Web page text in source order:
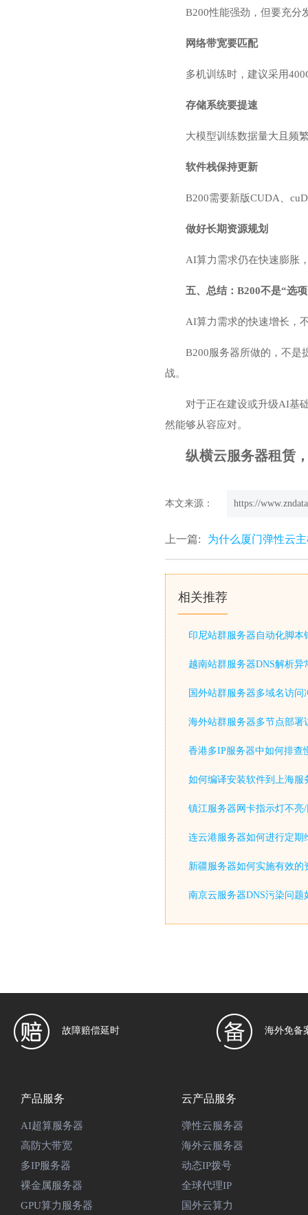
B200性能强劲，但要充分
网络带宽要匹配
多机训练时，建议采用
存储系统要提速
大模型训练数据量大且频
软件栈保持更新
B200需要新版CUDA、
做好长期资源规划
AI算力需求仍在快速膨胀
五、总结：B200不是“选
AI算力需求的快速增长，
B200服务器所做的，不是
战。
对于正在建设或升级AI基
然能够从容应对。
纵横云服务器租赁
本文来源： https://
上一篇: 为什么厦门弹性云
相关推荐
印尼站群服务器自动化脚本
越南站群服务器DNS解析异
国外站群服务器多域名访问
海外站群服务器多节点部署
香港多IP服务器中如何排查
如何编译安装软件到上海服
镇江服务器网卡指示灯不亮
连云港服务器如何进行定期
新疆服务器如何实施有效的
南京云服务器DNS污染问题
故障赔偿延时 海外免备
产品服务
AI超算服务器
高防大带宽
多IP服务器
裸金属服务器
GPU算力服务器
云产品服务
弹性云服务器
海外云服务器
动态IP拨号
全球代理IP
国外云算力